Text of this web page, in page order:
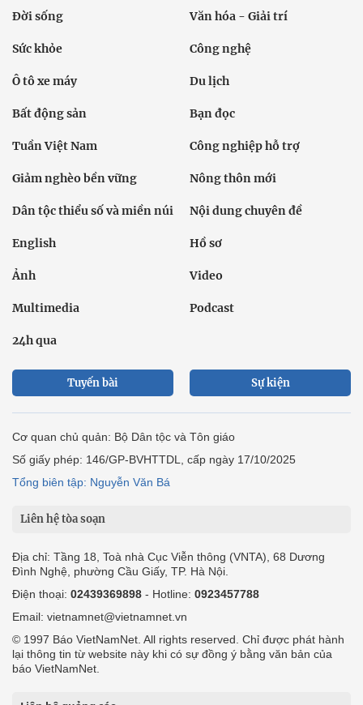
Đời sống Văn hóa - Giải trí
Sức khỏe Công nghệ
Ô tô xe máy Du lịch
Bất động sản Bạn đọc
Tuần Việt Nam Công nghiệp hỗ trợ
Giảm nghèo bền vững Nông thôn mới
Dân tộc thiểu số và miền núi Nội dung chuyên đề
English Hồ sơ
Ảnh Video
Multimedia Podcast
24h qua
Tuyến bài Sự kiện
Cơ quan chủ quản: Bộ Dân tộc và Tôn giáo
Số giấy phép: 146/GP-BVHTTDL, cấp ngày 17/10/2025
Tổng biên tập: Nguyễn Văn Bá
Liên hệ tòa soạn
Địa chỉ: Tầng 18, Toà nhà Cục Viễn thông (VNTA), 68 Dương
Đình Nghệ, phường Cầu Giấy, TP. Hà Nội.
Điện thoại: 02439369898 - Hotline: 0923457788
Email: vietnamnet@vietnamnet.vn
© 1997 Báo VietNamNet. All rights reserved. Chỉ được phát hành
lại thông tin từ website này khi có sự đồng ý bằng văn bản của
báo VietNamNet.